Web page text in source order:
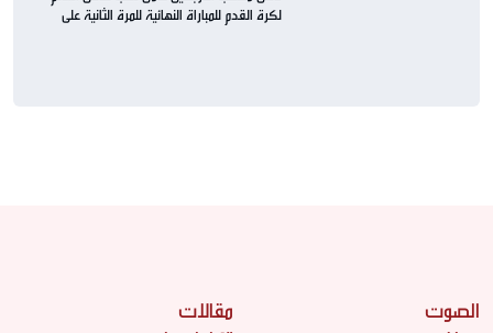
لكرة القدم للمباراة النهائية للمرة الثانية على
الصوت
مقالات